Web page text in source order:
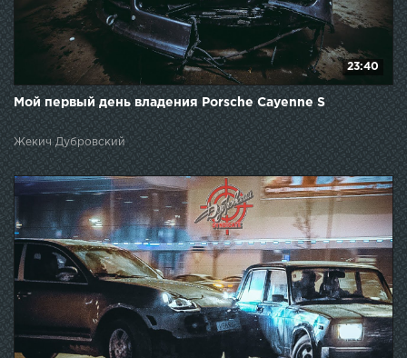
23:40
Мой первый день владения Porsche Cayenne S
Жекич Дубровский